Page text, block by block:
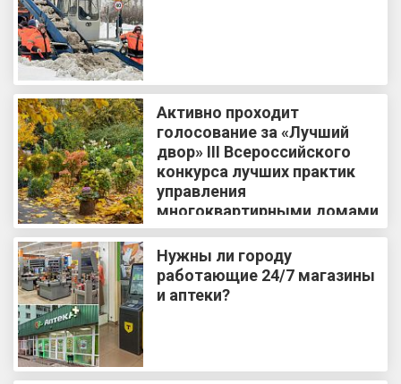
Активно проходит
голосование за «Лучший
двор» III Всероссийского
конкурса лучших практик
управления
многоквартирными домами
Нужны ли городу
работающие 24/7 магазины
и аптеки?